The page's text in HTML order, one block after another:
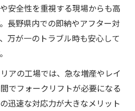
安全性を重視する現場からも高
長野県内での即納やアフター対
万が一のトラブル時も安心して
アの工場では、急な増産やレイ
でフォークリフトが必要になる
迅速な対応力が大きなメリット